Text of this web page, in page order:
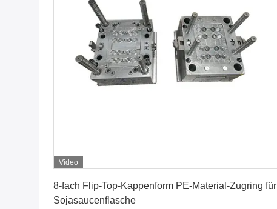
Video
8-fach Flip-Top-Kappenform PE-Material-Zugring für
Sojasaucenflasche